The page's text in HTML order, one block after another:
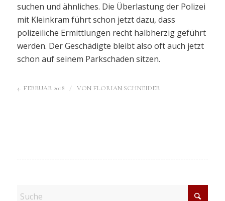
suchen und ähnliches. Die Überlastung der Polizei
mit Kleinkram führt schon jetzt dazu, dass
polizeiliche Ermittlungen recht halbherzig geführt
werden. Der Geschädigte bleibt also oft auch jetzt
schon auf seinem Parkschaden sitzen.
4. FEBRUAR 2018 / VON FLORIAN SCHNEIDER